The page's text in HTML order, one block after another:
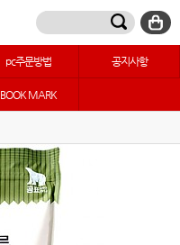
pc주문방법 공지사항
BOOK MARK